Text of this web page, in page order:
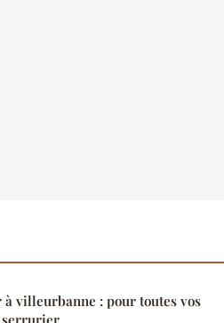
villeurbanne : pour toutes vos